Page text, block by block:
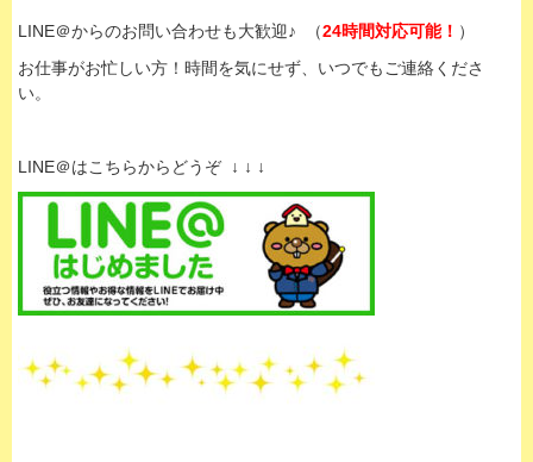
LINE＠からのお問い合わせも大歓迎♪ （24時間対応可能！ ）
お仕事がお忙しい方！時間を気にせず、いつでもご連絡くださ
い。
LINE＠はこちらからどうぞ ↓ ↓ ↓